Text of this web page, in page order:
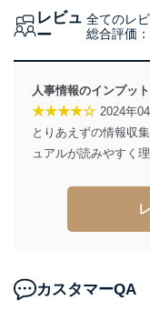
レビュ
ー
総合評価：
全てのレ
人事情報のインプッ
★★★★☆ 2024年
とりあえずの情報収
ュアルが読みやすく
カスタマーQA